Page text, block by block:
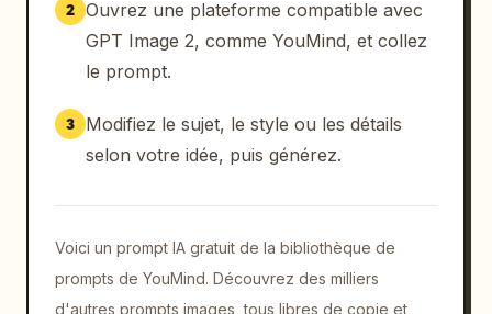
2 Ouvrez une plateforme compatible avec
GPT Image 2, comme YouMind, et collez
le prompt.
3
Modifiez le sujet, le style ou les détails
selon votre idée, puis générez.
Voici un prompt IA gratuit de la bibliothèque de
prompts de YouMind. Découvrez des milliers
d'autres prompts images, tous libres de copie et